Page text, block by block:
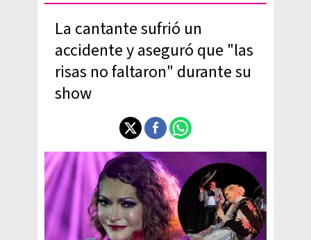
La cantante sufrió un
accidente y aseguró que "las
risas no faltaron" durante su
show